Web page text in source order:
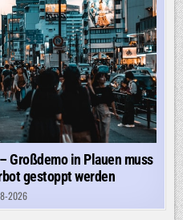
Großdemo in Plauen muss
gestoppt werden
2026